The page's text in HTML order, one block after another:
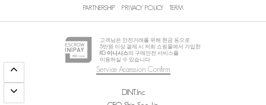
PARTNERSHIP
PRIVACY POLICY TERM
고객님은 안전거래를 위해 현금 등으로
5만원 이상 결제 시 저희 쇼핑몰에서 가입한
KG 이니시스의 구매안전 서비스를
이용하실 수 있습니다.
Service Accession Confirm
DINT.Inc